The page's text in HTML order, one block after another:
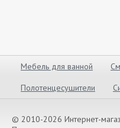
Мебель для ванной
Полотенцесушители
© 2010-2026 Интернет-